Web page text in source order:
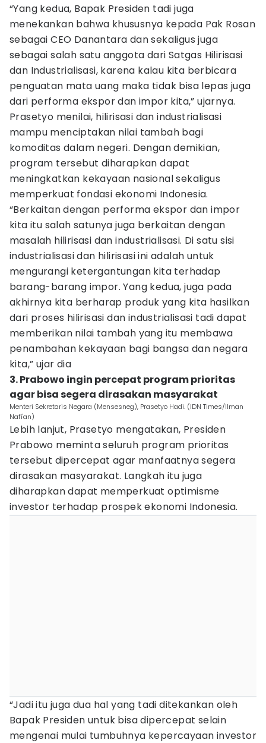
“Yang kedua, Bapak Presiden tadi juga
menekankan bahwa khususnya kepada Pak Rosan
sebagai CEO Danantara dan sekaligus juga
sebagai salah satu anggota dari Satgas Hilirisasi
dan Industrialisasi, karena kalau kita berbicara
penguatan mata uang maka tidak bisa lepas juga
dari performa ekspor dan impor kita,” ujarnya.
Prasetyo menilai, hilirisasi dan industrialisasi
mampu menciptakan nilai tambah bagi
komoditas dalam negeri. Dengan demikian,
program tersebut diharapkan dapat
meningkatkan kekayaan nasional sekaligus
memperkuat fondasi ekonomi Indonesia.
“Berkaitan dengan performa ekspor dan impor
kita itu salah satunya juga berkaitan dengan
masalah hilirisasi dan industrialisasi. Di satu sisi
industrialisasi dan hilirisasi ini adalah untuk
mengurangi ketergantungan kita terhadap
barang-barang impor. Yang kedua, juga pada
akhirnya kita berharap produk yang kita hasilkan
dari proses hilirisasi dan industrialisasi tadi dapat
memberikan nilai tambah yang itu membawa
penambahan kekayaan bagi bangsa dan negara
kita,” ujar dia
3. Prabowo ingin percepat program prioritas
agar bisa segera dirasakan masyarakat
Menteri Sekretaris Negara (Mensesneg), Prasetyo Hadi. (IDN Times/Ilman
Nafi'an)
Lebih lanjut, Prasetyo mengatakan, Presiden
Prabowo meminta seluruh program prioritas
tersebut dipercepat agar manfaatnya segera
dirasakan masyarakat. Langkah itu juga
diharapkan dapat memperkuat optimisme
investor terhadap prospek ekonomi Indonesia.
“Jadi itu juga dua hal yang tadi ditekankan oleh
Bapak Presiden untuk bisa dipercepat selain
mengenai mulai tumbuhnya kepercayaan investor